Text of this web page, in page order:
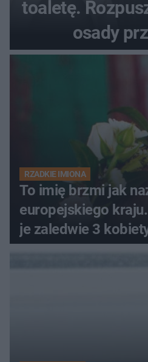
toaletę.
osady
RZADKIE IMIONA
To imię brzmi jak
europejskiego
je zaledwie 3